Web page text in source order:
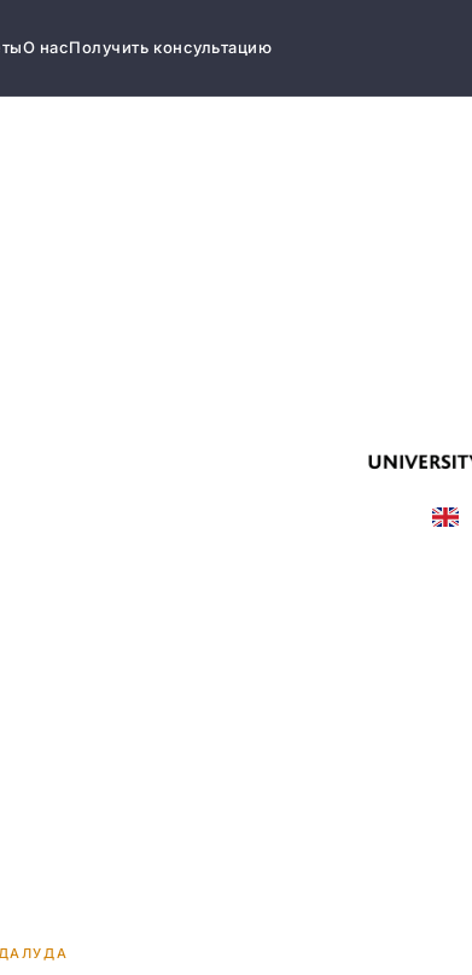
О насПолучить консультацию